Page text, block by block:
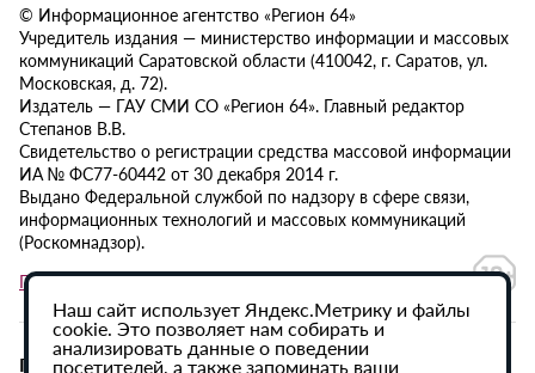
© Информационное агентство «Регион 64»
Учредитель издания — министерство информации и массовых
коммуникаций Саратовской области (410042, г. Саратов, ул.
Московская, д. 72).
Издатель — ГАУ СМИ СО «Регион 64». Главный редактор
Степанов В.В.
Свидетельство о регистрации средства массовой информации
ИА № ФС77-60442 от 30 декабря 2014 г.
Выдано Федеральной службой по надзору в сфере связи,
информационных технологий и массовых коммуникаций
(Роскомнадзор).
Политика в отношении обработки персональных данных
При использовании материалов сайта активная
Наш сайт использует Яндекс.Метрику и файлы
cookie. Это позволяет нам собирать и
анализировать данные о поведении
посетителей, а также запоминать ваши